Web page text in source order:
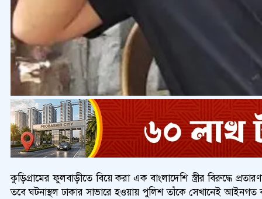
কুড়িগ্রামের ফুলবাড়ীতে বিয়ে করা এক বাংলাদেশি স্ত্রীর বিরুদ্ধে
তবে ঘটনাস্থল ঢাকার সাভারে হওয়ায় পুলিশ তাঁকে সেখানেই আইনগত